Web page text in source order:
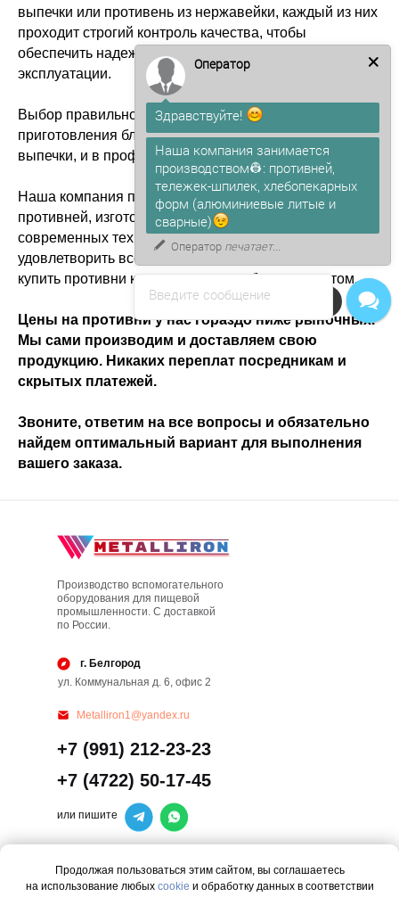
выпечки или противень из нержавейки, каждый из них
проходит строгий контроль качества, чтобы
обеспечить надежность и долговечность в
эксплуатации.
Выбор правильного противня — это залог успешного
приготовления блюд, и для приготовления домашней
выпечки, и в профессиональной кулинарии.
Наша компания предлагает широкий ассортимент
противней, изготовленных с использованием самых
современных технологий и материалов, чтобы
удовлетворить все ваши потребности. У нас можно
купить противни как средним так и большим оптом.
Цены на противни у нас гораздо ниже рыночных.
Мы сами производим и доставляем свою
продукцию. Никаких переплат посредникам и
скрытых платежей.
Звоните, ответим на все вопросы и обязательно
найдем оптимальный вариант для выполнения
вашего заказа.
Производство вспомогательного
оборудования для пищевой
промышленности. С доставкой
по России.
г. Белгород
ул. Коммунальная д. 6, офис 2
+7 (991) 212-23-23
Metalliron1@yandex.ru
Главная Изготовление на заказ
или пишите
+7 (4722) 50-17-45
Продолжая пользоваться этим сайтом, вы соглашаетесь
на использование любых cookie и обработку данных в соответствии
Напишите в чат!
Введите сообщение
Оператор
Здравствуйте!
Наша компания занимается
производством👷: противней,
тележек-шпилек, хлебопекарных
форм (алюминиевые литые и
сварные)
Оператор печатает...